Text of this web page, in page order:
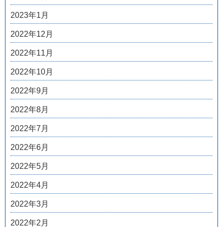
2023年1月
2022年12月
2022年11月
2022年10月
2022年9月
2022年8月
2022年7月
2022年6月
2022年5月
2022年4月
2022年3月
2022年2月